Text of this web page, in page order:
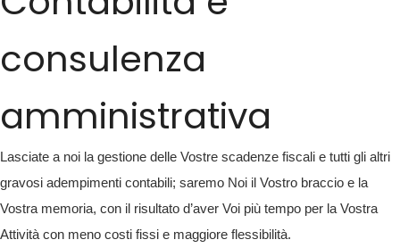
consulenza
amministrativa
Lasciate a noi la gestione delle Vostre scadenze fiscali e tutti gli altri
gravosi adempimenti contabili; saremo Noi il Vostro braccio e la
Vostra memoria, con il risultato d’aver Voi più tempo per la Vostra
Attività con meno costi fissi e maggiore flessibilità.